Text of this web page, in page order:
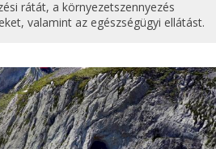
rátát, a környezetszennyezés
valamint az egészségügyi ellátást.